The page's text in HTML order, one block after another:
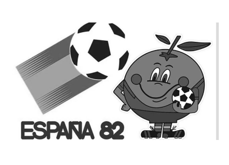
publicación